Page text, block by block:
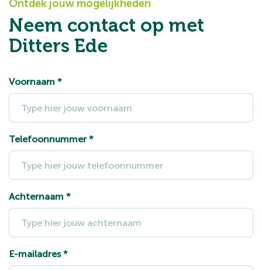
Ontdek jouw mogelijkheden
Neem contact op met
Ditters Ede
Voornaam *
Telefoonnummer*
Achternaam *
E-mailadres*